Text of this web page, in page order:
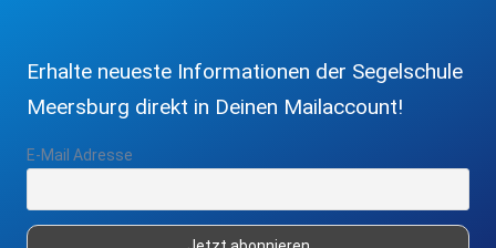
Erhalte neueste Informationen der Segelschule
Meersburg direkt in Deinen Mailaccount!
E-Mail Adresse